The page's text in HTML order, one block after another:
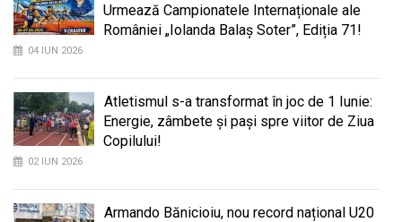
Urmează Campionatele Internaționale ale
României „Iolanda Balaș Soter”, Ediția 71!
04 IUN 2026
Atletismul s-a transformat în joc de 1 Iunie:
Energie, zâmbete și pași spre viitor de Ziua
Copilului!
02 IUN 2026
Armando Bănicioiu, nou record național U20